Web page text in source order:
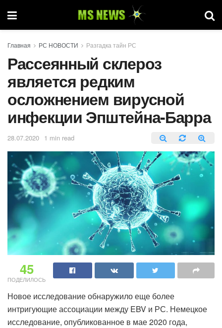
Главная РС НОВОСТИ Разгадка тайн РС
Рассеянный склероз
является редким
осложнением вирусной
инфекции Эпштейна-Барра
28.07.2020 1 min read
45
ПОДЕЛИЛОСЬ
Новое исследование обнаружило еще более
интригующие ассоциации между EBV и РС. Немецкое
исследование, опубликованное в мае 2020 года,